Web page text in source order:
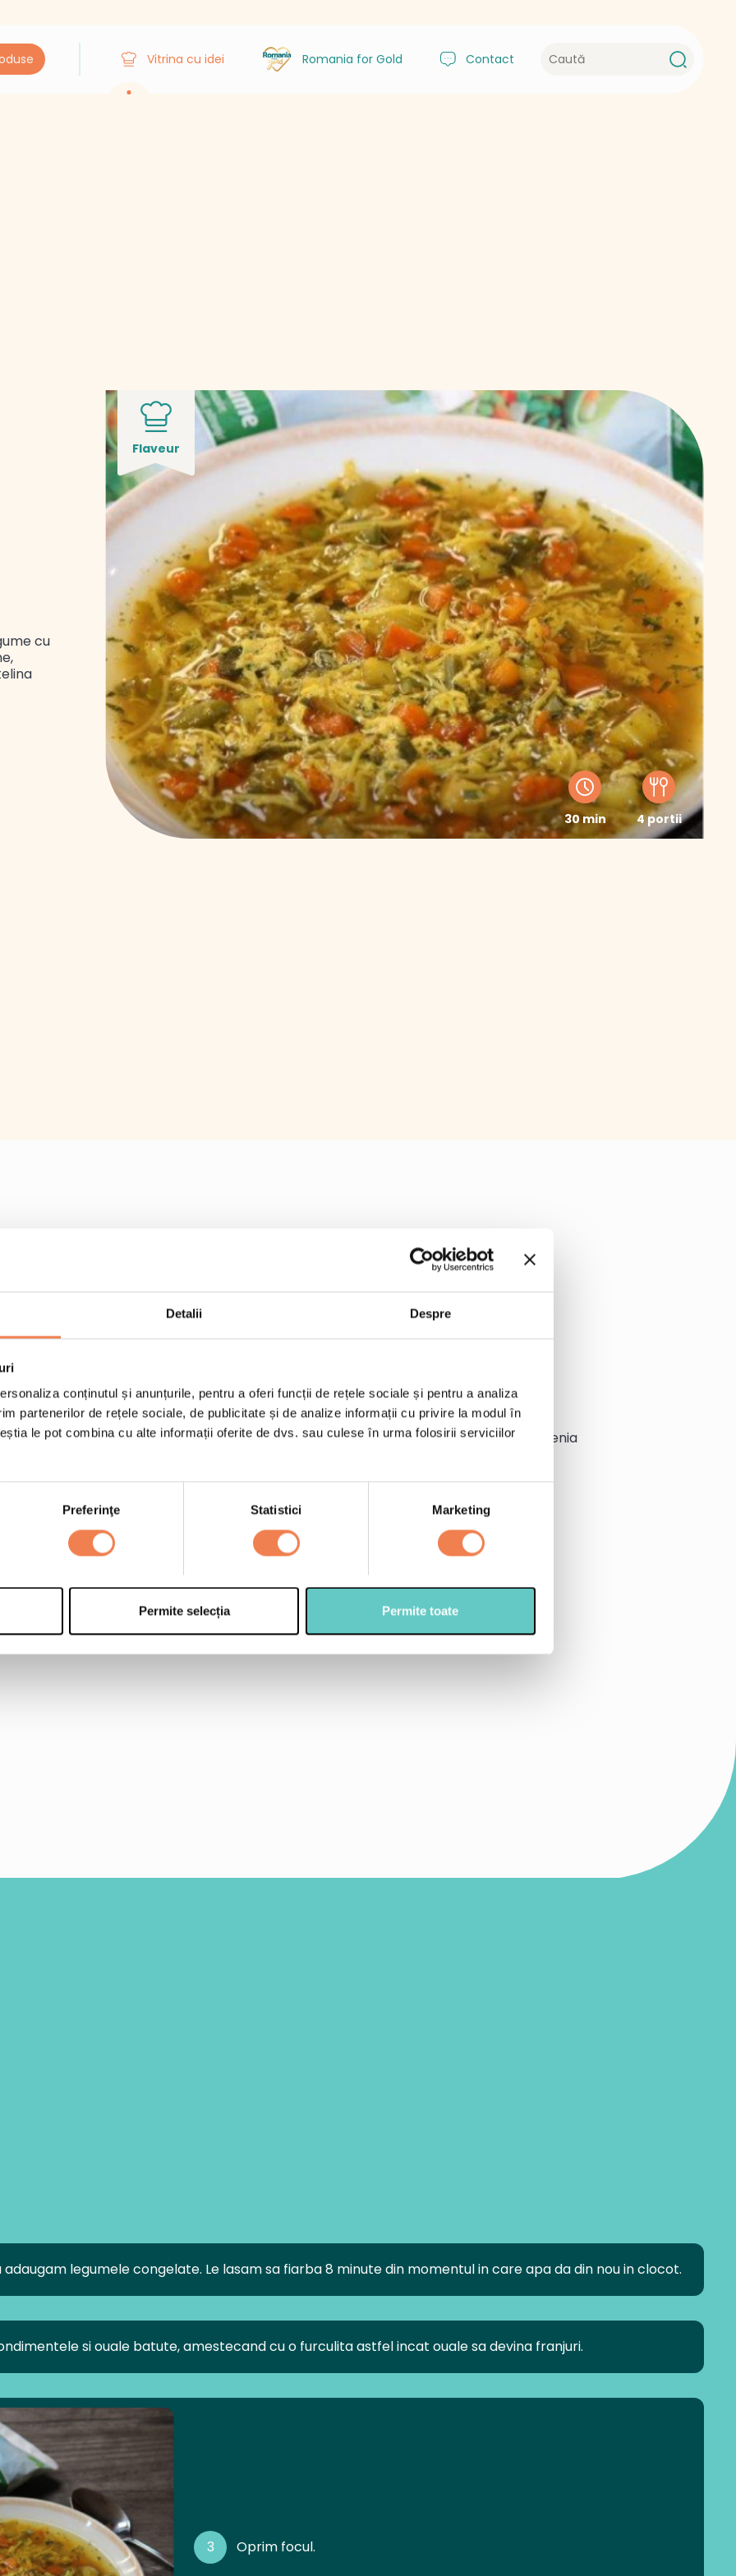
Detalii Despre
conținutul și anunțurile, pentru a oferi funcții de rețele sociale și pentru a analiza
partenerilor de rețele sociale, de publicitate și de analize informații cu privire la modul în
le pot combina cu alte informații oferite de dvs. sau culese în urma folosirii serviciilor
Preferinţe Statistici Marketing
Permite selecția Permite toate
Vitrina cu idei Romania for Gold Contact
Flaveur
30 min 4 portii
cu
adaugi.
1 punga Amestec pentru supa de legume 450 g Edenia
condimente dupa gust: curcuma, patrunjel, tarhon
legumele congelate. Le lasam sa fiarba 8 minute din momentul in care apa da din nou in clocot.
si ouale batute, amestecand cu o furculita astfel incat ouale sa devina franjuri.
3 Oprim focul.